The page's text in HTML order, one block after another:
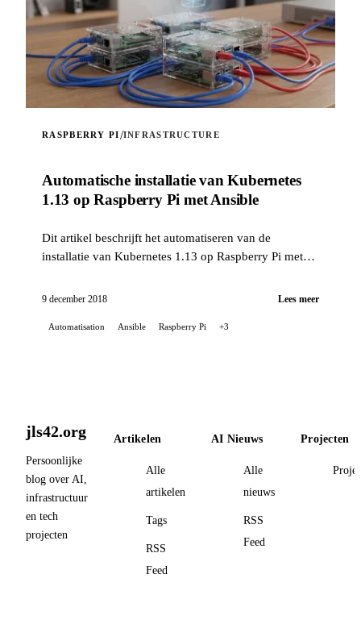
RASPBERRY PI/INFRASTRUCTURE
Automatische installatie van Kubernetes
1.13 op Raspberry Pi met Ansible
Dit artikel beschrijft het automatiseren van de
installatie van Kubernetes 1.13 op Raspberry Pi met
9 december 2018 Lees meer
Automatisation Ansible Raspberry Pi +3
jls42.org
Persoonlijke
blog over AI,
infrastructuur
en tech
projecten
Artikelen
Alle
artikelen
Tags
RSS
Feed
AI Nieuws
Alle
nieuws
RSS
Feed
Projecten